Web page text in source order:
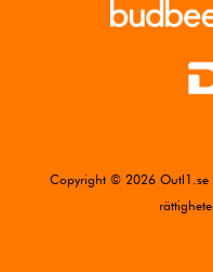
Copyright © 2026 Outl1.se